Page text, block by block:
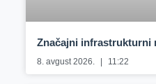
Značajni infrastrukturni
8. avgust 2026. 11:22